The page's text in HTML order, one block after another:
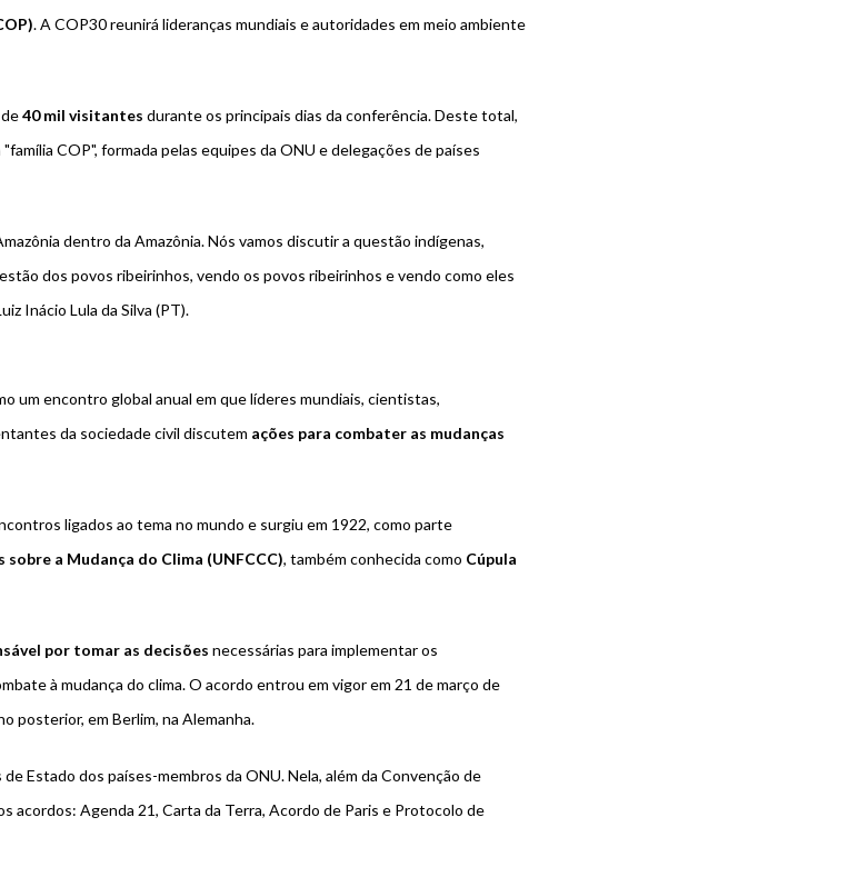
. A COP30 reunirá lideranças mundiais e autoridades em meio ambiente
40 mil visitantes durante os principais dias da conferência. Deste total,
COP", formada pelas equipes da ONU e delegações de países
dentro da Amazônia. Nós vamos discutir a questão indígenas,
dos povos ribeirinhos, vendo os povos ribeirinhos e vendo como eles
Inácio Lula da Silva (PT).
um encontro global anual em que líderes mundiais, cientistas,
da sociedade civil discutem ações para combater as mudanças
ligados ao tema no mundo e surgiu em 1922, como parte
a Mudança do Clima (UNFCCC), também conhecida como Cúpula
por tomar as decisões necessárias para implementar os
à mudança do clima. O acordo entrou em vigor em 21 de março de
posterior, em Berlim, na Alemanha.
Estado dos países-membros da ONU. Nela, além da Convenção de
acordos: Agenda 21, Carta da Terra, Acordo de Paris e Protocolo de